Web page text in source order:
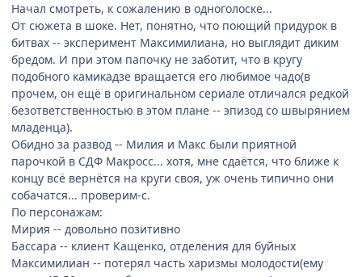
Начал смотреть, к сожалению в одноголоске...
От сюжета в шоке. Нет, понятно, что поющий придурок в
битвах -- эксперимент Максимилиана, но выглядит диким
бредом. И при этом папочку не заботит, что в кругу
подобного камикадзе вращается его любимое чадо(в
прочем, он ещё в оригинальном сериале отличался редкой
безответственностью в этом плане -- эпизод со швырянием
младенца).
Обидно за развод -- Милия и Макс были приятной
парочкой в СДФ Макросс... хотя, мне сдаётся, что ближе к
концу всё вернётся на круги своя, уж очень типично они
собачатся... проверим-с.
По персонажам:
Мирия -- довольно позитивно
Бассара -- клиент Кащенко, отделения для буйных
Максимилиан -- потерял часть харизмы молодости(ему